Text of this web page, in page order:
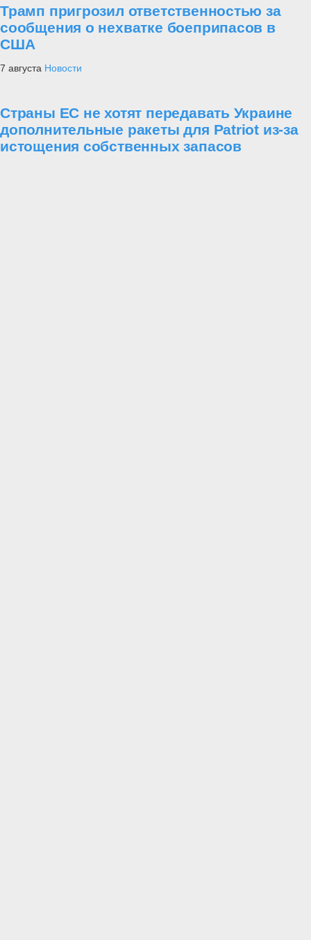
Трамп пригрозил ответственностью за
сообщения о нехватке боеприпасов в
США
7 августа Новости
Страны ЕС не хотят передавать Украине
дополнительные ракеты для Patriot из-за
истощения собственных запасов